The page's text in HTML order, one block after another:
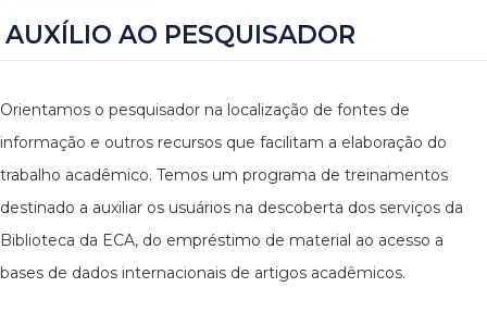
AUXÍLIO AO PESQUISADOR
Orientamos o pesquisador na localização de fontes de
informação e outros recursos que facilitam a elaboração do
trabalho acadêmico. Temos um programa de treinamentos
destinado a auxiliar os usuários na descoberta dos serviços da
Biblioteca da ECA, do empréstimo de material ao acesso a
bases de dados internacionais de artigos acadêmicos.